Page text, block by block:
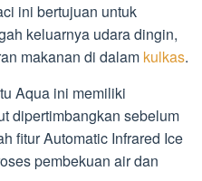
ini bertujuan untuk
keluarnya udara dingin,
makanan di dalam kulkas.
Aqua ini memiliki
dipertimbangkan sebelum
fitur Automatic Infrared Ice
pembekuan air dan